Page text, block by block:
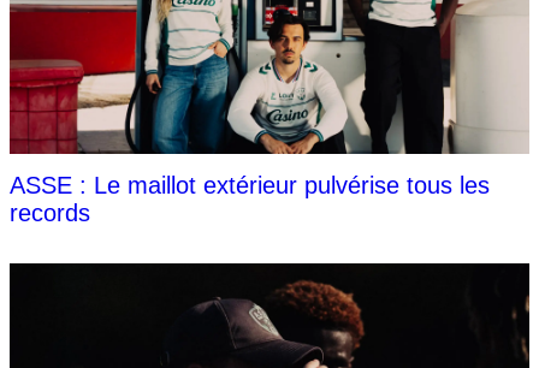
ASSE : Le maillot extérieur pulvérise tous les
records